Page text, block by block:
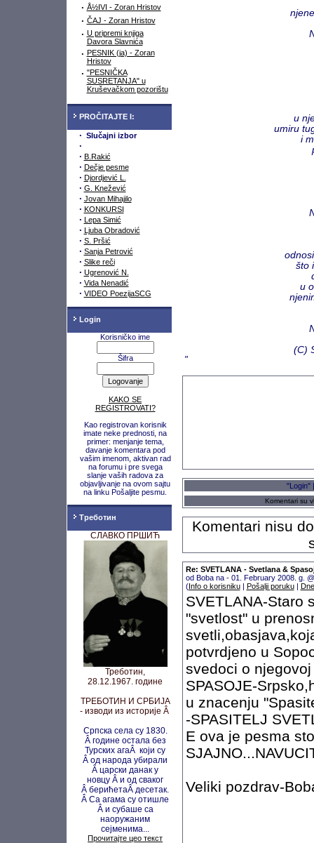
· Å½IVI - Zoran Hristov
· ČAJ - Zoran Hristov
· U pripremi knjiga
Davora Slavnića
· PESNIK (ja) - Zoran
Hristov
· "PESNIČKA
SUSRETANJA" u
Kruševačkom pozorištu
PROČITAJTE I:
· Slučajni izbor
·
· B.Rakić
· Dečje pesme
· Djordjević L.
· G. Knežević
· Jovan Mihajilo
· KONKURSI
· Lepa Simić
· Ljuba Obradović
· S. Pršić
· Sanja Petrović
· Slike reči
· Ugrenović N.
· Vida Nenadić
· VIDEO PoezijaSCG
Login
Korisničko ime
Šifra
KAKO SE
REGISTROVATI?
Kao registrovan korisnik
imate neke prednosti, na
primer: menjanje tema,
davanje komentara pod
vašim imenom, aktivan rad
na forumu i pre svega
slanje vaših radova za
objavljivanje na ovom sajtu
na linku Pošaljite pesmu.
Треботин
СЛАВКО ПРШИЋ
Треботин,
28.12.1967. године
ТРЕБОТИН И СРБИЈА
- изводи из историје Â
Српска села су 1830.
Â године остала без
Турских агаÂ који су
Â од народа убирали
Â царски данак у
новцу Â и од сваког
Â берићетаÂ десетак.
Â Са агама су отишле
Â и субаше са
наоружаним
сејменима...
Прочитајте цео текст
u
umiru
i
što
u
(C)
"
"Login"
Komentari su
Komentari nisu
Re: SVETLANA - Svetlana &
od Boba na - 01. February 2008. g.
(Info o korisniku| Pošalji poruku|
SVETLANA-Staro
"svetlost" u
potvrdjeno u
svedoci o
SPASOJE-
u znacenju
-SPASITELJ
E ova je pesma
Veliki pozdrav-